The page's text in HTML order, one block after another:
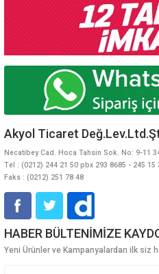
Akyol Ticaret
Necatibey Cad. Hoca Tahsin Sok. No: 9-11
Tel : (0212) 244 21 50 pbx 293 8685 - 245 15
Faks : (0212) 251 78 48
HABER BÜLTENİMİZE
Yeni Ürünler ve Kampanyalardan ilk siz